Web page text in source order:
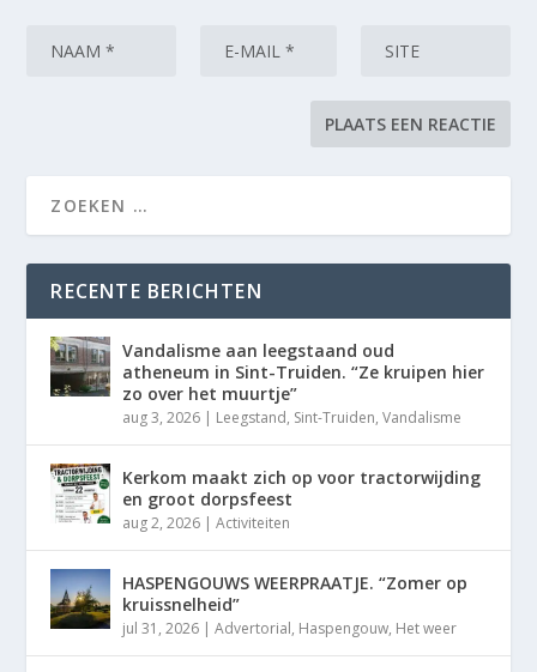
RECENTE BERICHTEN
Vandalisme aan leegstaand oud
atheneum in Sint-Truiden. “Ze kruipen hier
zo over het muurtje”
aug 3, 2026 | Leegstand, Sint-Truiden,Vandalisme
Kerkom maakt zich op voor tractorwijding
en groot dorpsfeest
aug 2, 2026 |Activiteiten
HASPENGOUWS WEERPRAATJE. “Zomer op
kruissnelheid”
jul 31, 2026 |Advertorial, Haspengouw, Het weer